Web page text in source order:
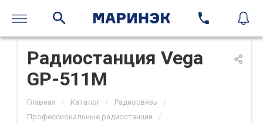
Радиостанция Vega
GP-511M
Главная / Каталог / Радиосвязь /
Профессиональные радиостанции /